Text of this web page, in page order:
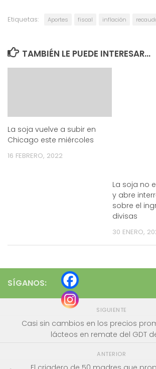
Etiquetas: Aportes fiscal inflación
TAMBIÉN LE PUEDE INTERESAR...
La soja vuelve a subir en
Chicago este miércoles
16 FEBRERO, 2022
La soja no
y abre
sobre el
divisas
30 ENERO,
SÍGANOS:
SIGUIENTE
Casi sin cambios en los precios
lácteos en remate del GDT
ANTERIOR